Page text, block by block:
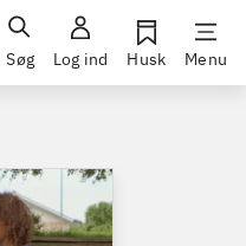
Søg Log ind Husk Menu